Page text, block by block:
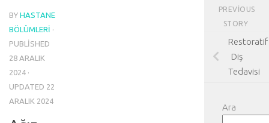
BY HASTANE
BÖLÜMLERI ·
PUBLISHED
28 ARALIK
2024 ·
UPDATED 22
ARALIK 2024
PREVIOUS
STORY
Restoratif
Diş
Tedavisi
Ara